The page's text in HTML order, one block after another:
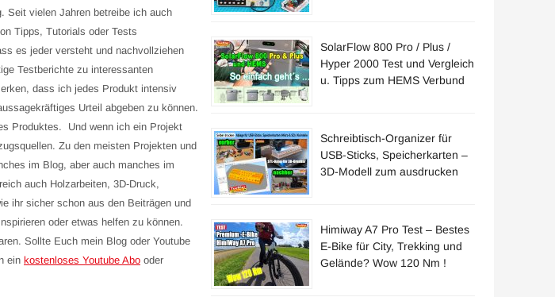
Seit vielen Jahren betreibe ich auch
Tipps, Tutorials oder Tests
es jeder versteht und nachvollziehen
Testberichte zu interessanten
dass ich jedes Produkt intensiv
Urteil abgeben zu können.
Produktes. Und wenn ich ein Projekt
Zu den meisten Projekten und
im Blog, aber auch manches im
auch Holzarbeiten, 3D-Druck,
ihr sicher schon aus den Beiträgen und
oder etwas helfen zu können.
Sollte Euch mein Blog oder Youtube
ein kostenloses Youtube Abo oder
SolarFlow 800 Pro / Plus /
Hyper 2000 Test und Vergleich
u. Tipps zum HEMS Verbund
Schreibtisch-Organizer für
USB-Sticks, Speicherkarten –
3D-Modell zum ausdrucken
Himiway A7 Pro Test – Bestes
E-Bike für City, Trekking und
Gelände? Wow 120 Nm !